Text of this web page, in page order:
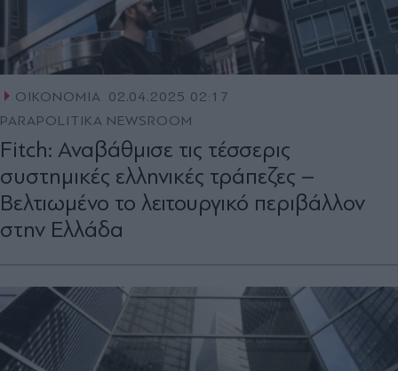
ΟΙΚΟΝΟΜΙΑ 02.04.2025 02:17
PARAPOLITIKA NEWSROOM
Fitch: Αναβάθμισε τις τέσσερις
συστημικές ελληνικές τράπεζες –
Βελτιωμένο το λειτουργικό περιβάλλον
στην Ελλάδα